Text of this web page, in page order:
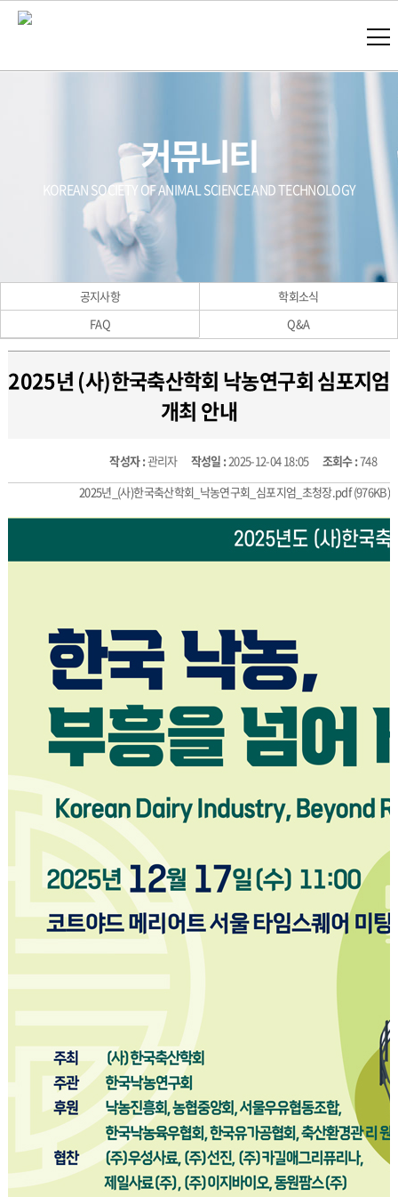
커뮤니티
KOREAN SOCIETY OF ANIMAL SCIENCE AND TECHNOLOGY
공지사항
학회소식
FAQ
Q&A
2025년 (사)한국축산학회 낙농연구회 심포지엄
개최 안내
작성자 :관리자 작성일 :2025-12-04 18:05 조회수 :748
2025년_(사)한국축산학회_낙농연구회_심포지엄_초청장.pdf(976KB)